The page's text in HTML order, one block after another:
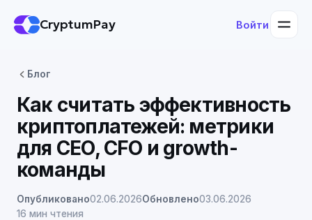
CryptumPay Войти
Блог
Как считать эффективность
криптоплатежей: метрики
для CEO, CFO и growth-
команды
Опубликовано02.06.2026Обновлено03.06.2026
16 мин чтения